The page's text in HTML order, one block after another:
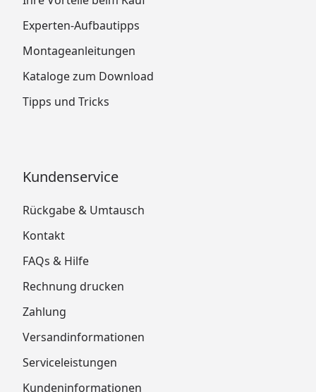
Experten-Aufbautipps
Montageanleitungen
Kataloge zum Download
Tipps und Tricks
Kundenservice
Rückgabe & Umtausch
Kontakt
FAQs & Hilfe
Rechnung drucken
Zahlung
Versandinformationen
Serviceleistungen
Kundeninformationen